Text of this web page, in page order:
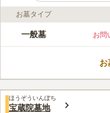
ライフドット編集部のコメント
周囲には緑が多く
安心な寺院墓地の
口コミ評価
みんなの評価
お墓タイプ
一般墓 お問
お
ほうぞういんぼち
宝蔵院墓地